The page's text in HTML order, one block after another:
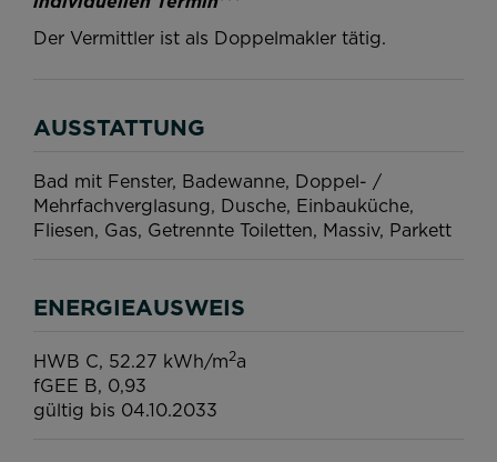
Der Vermittler ist als Doppelmakler tätig.
AUSSTATTUNG
Bad mit Fenster Badewanne Doppel- /
Mehrfachverglasung Dusche Einbauküche
Fliesen Gas Getrennte Toiletten Massiv Parkett
ENERGIEAUSWEIS
HWB C, 52.27 kWh/m2a
fGEE B, 0,93
gültig bis 04.10.2033